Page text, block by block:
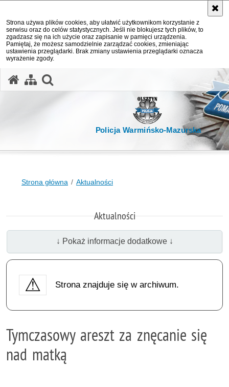
Strona używa plików cookies, aby ułatwić użytkownikom korzystanie z
serwisu oraz do celów statystycznych. Jeśli nie blokujesz tych plików, to
zgadzasz się na ich użycie oraz zapisanie w pamięci urządzenia.
Pamiętaj, że możesz samodzielnie zarządzać cookies, zmieniając
ustawienia przeglądarki. Brak zmiany ustawienia przeglądarki oznacza
wyrażenie zgody.
Policja Warmińsko-Mazurska
Strona główna Aktualności
Aktualności
↓ Pokaż informacje dodatkowe ↓
Strona znajduje się w archiwum.
Tymczasowy areszt za znęcanie się
nad matką